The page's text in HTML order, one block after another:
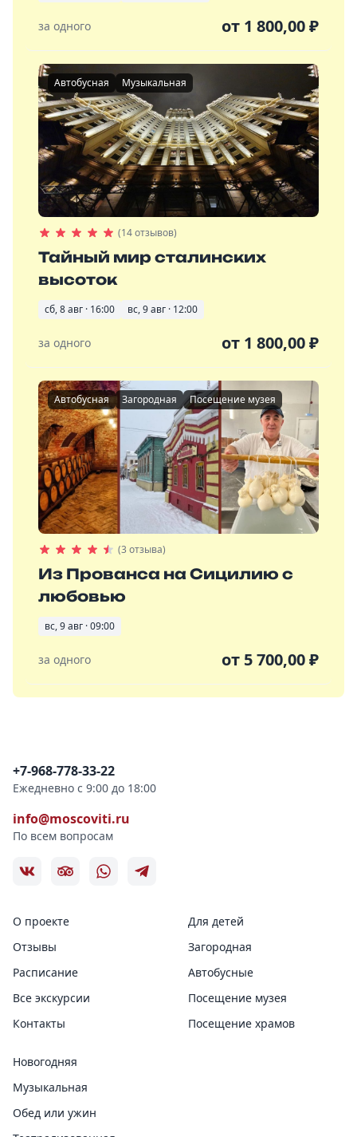
за одного от 1 800,00₽
Автобусная Музыкальная
(14 отзывов)
Тайный мир сталинских
высоток
сб, 8 авг · 16:00 вс, 9 авг · 12:00
за одного от 1 800,00₽
Автобусная Загородная Посещение музея
(3 отзыва)
Из Прованса на Сицилию с
любовью
вс, 9 авг · 09:00
за одного от 5 700,00₽
Контактная информация
+7-968-778-33-22
Ежедневно с 9:00 до 18:00
info@moscoviti.ru
По всем вопросам
О проекте
Отзывы
Расписание
Все экскурсии
Контакты
Для детей
Загородная
Автобусные
Посещение музея
Посещение храмов
Новогодняя
Музыкальная
Обед или ужин